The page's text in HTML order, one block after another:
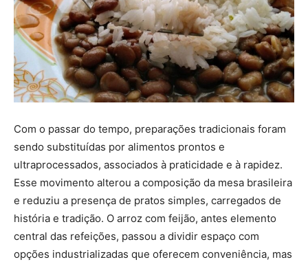
Com o passar do tempo, preparações tradicionais foram
sendo substituídas por alimentos prontos e
ultraprocessados, associados à praticidade e à rapidez.
Esse movimento alterou a composição da mesa brasileira
e reduziu a presença de pratos simples, carregados de
história e tradição. O arroz com feijão, antes elemento
central das refeições, passou a dividir espaço com
opções industrializadas que oferecem conveniência, mas